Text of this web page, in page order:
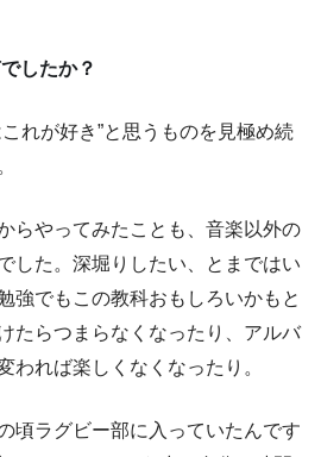
したか？
れが好き”と思うものを見極め続
らやってみたことも、音楽以外の
した。深堀りしたい、とまではい
強でもこの教科おもしろいかもと
たらつまらなくなったり、アルバ
われば楽しくなくなったり。
頃ラグビー部に入っていたんです